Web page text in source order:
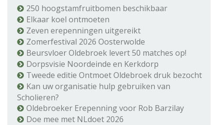
250 hoogstamfruitbomen beschikbaar
Elkaar koel ontmoeten
Zeven erepenningen uitgereikt
Zomerfestival 2026 Oosterwolde
Beursvloer Oldebroek levert 50 matches op!
Dorpsvisie Noordeinde en Kerkdorp
Tweede editie Ontmoet Oldebroek druk bezocht
Kan uw organisatie hulp gebruiken van
Scholieren?
Oldebroeker Erepenning voor Rob Barzilay
Doe mee met NLdoet 2026